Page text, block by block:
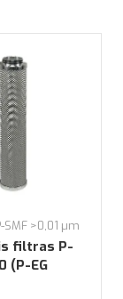
>0,01 µm
filtras P-
(P-EG